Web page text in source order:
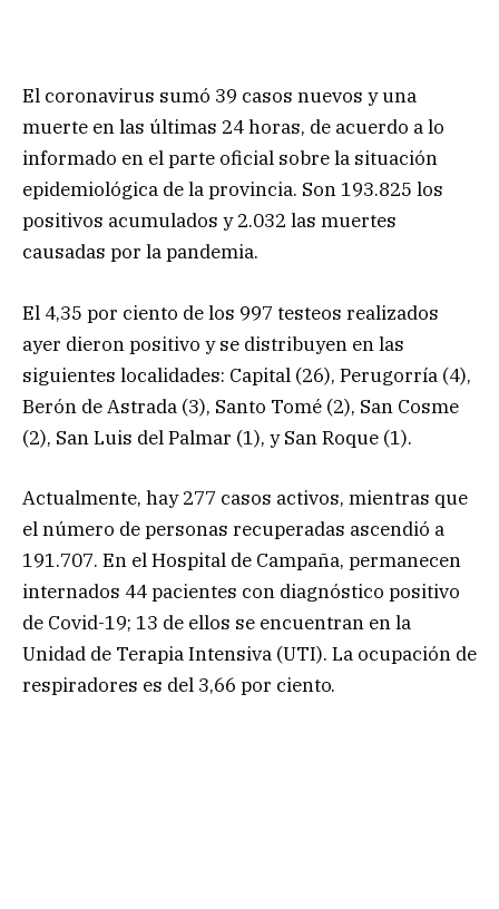
El coronavirus sumó 39 casos nuevos y una
muerte en las últimas 24 horas, de acuerdo a lo
informado en el parte oficial sobre la situación
epidemiológica de la provincia. Son 193.825 los
positivos acumulados y 2.032 las muertes
causadas por la pandemia.
El 4,35 por ciento de los 997 testeos realizados
ayer dieron positivo y se distribuyen en las
siguientes localidades: Capital (26), Perugorría (4),
Berón de Astrada (3), Santo Tomé (2), San Cosme
(2), San Luis del Palmar (1), y San Roque (1).
Actualmente, hay 277 casos activos, mientras que
el número de personas recuperadas ascendió a
191.707. En el Hospital de Campaña, permanecen
internados 44 pacientes con diagnóstico positivo
de Covid-19; 13 de ellos se encuentran en la
Unidad de Terapia Intensiva (UTI). La ocupación de
respiradores es del 3,66 por ciento.